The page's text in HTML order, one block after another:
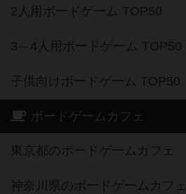
2人用ボードゲーム TOP50
3～4人用ボードゲーム TOP50
子供向けボードゲーム TOP50
ボードゲームカフェ
東京都のボードゲームカフェ
神奈川県のボードゲームカフェ